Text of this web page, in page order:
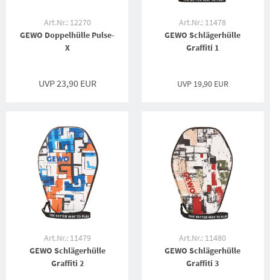
Art.Nr.: 12270
GEWO Doppelhülle Pulse-
X
UVP 23,90 EUR
Art.Nr.: 11478
GEWO Schlägerhülle
Graffiti 1
UVP 19,90 EUR
Art.Nr.: 11479
GEWO Schlägerhülle
Graffiti 2
Art.Nr.: 11480
GEWO Schlägerhülle
Graffiti 3